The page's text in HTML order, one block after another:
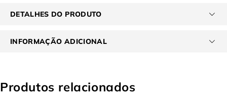
DETALHES DO PRODUTO
INFORMAÇÃO ADICIONAL
Produtos relacionados